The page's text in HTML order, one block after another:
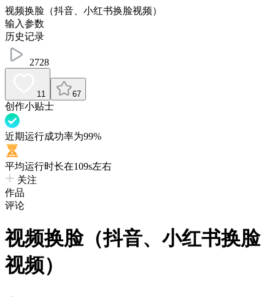
视频换脸（抖音、小红书换脸视频）
输入参数
历史记录
2728
11 67
创作小贴士
近期运行成功率为99%
平均运行时长在109s左右
关注
作品
评论
视频换脸（抖音、小红书换脸
视频）